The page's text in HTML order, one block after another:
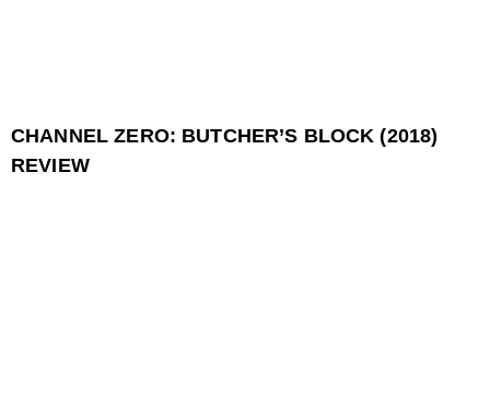
CHANNEL ZERO: BUTCHER’S BLOCK (2018)
REVIEW